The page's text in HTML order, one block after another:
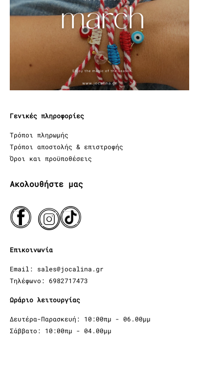
Γενικές πληροφορίες
Τρόποι πληρωμής
Τρόποι αποστολής & επιστροφής
Όροι και προϋποθέσεις
Ακολουθήστε μας
Επικοινωνία
Email: sales@jocalina.gr
Τηλέφωνο: 6982717473
Ωράριο λειτουργίας
Δευτέρα-Παρασκευή: 10:00πμ - 06.00μμ
Σάββατο: 10:00πμ - 04.00μμ